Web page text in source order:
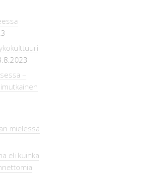
–
mielessä
eli kuinka